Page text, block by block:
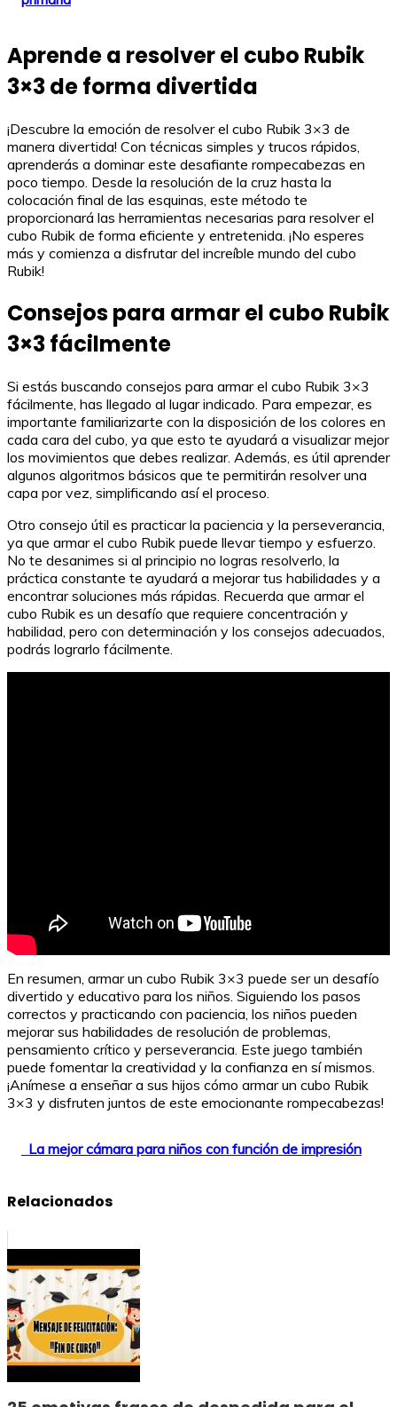
Aprende a resolver el cubo Rubik
3×3 de forma divertida
¡Descubre la emoción de resolver el cubo Rubik 3×3 de
manera divertida! Con técnicas simples y trucos rápidos,
aprenderás a dominar este desafiante rompecabezas en
poco tiempo. Desde la resolución de la cruz hasta la
colocación final de las esquinas, este método te
proporcionará las herramientas necesarias para resolver el
cubo Rubik de forma eficiente y entretenida. ¡No esperes
más y comienza a disfrutar del increíble mundo del cubo
Rubik!
Consejos para armar el cubo Rubik
3×3 fácilmente
Si estás buscando consejos para armar el cubo Rubik 3×3
fácilmente, has llegado al lugar indicado. Para empezar, es
importante familiarizarte con la disposición de los colores en
cada cara del cubo, ya que esto te ayudará a visualizar mejor
los movimientos que debes realizar. Además, es útil aprender
algunos algoritmos básicos que te permitirán resolver una
capa por vez, simplificando así el proceso.
Otro consejo útil es practicar la paciencia y la perseverancia,
ya que armar el cubo Rubik puede llevar tiempo y esfuerzo.
No te desanimes si al principio no logras resolverlo, la
práctica constante te ayudará a mejorar tus habilidades y a
encontrar soluciones más rápidas. Recuerda que armar el
cubo Rubik es un desafío que requiere concentración y
habilidad, pero con determinación y los consejos adecuados,
podrás lograrlo fácilmente.
En resumen, armar un cubo Rubik 3×3 puede ser un desafío
divertido y educativo para los niños. Siguiendo los pasos
correctos y practicando con paciencia, los niños pueden
mejorar sus habilidades de resolución de problemas,
pensamiento crítico y perseverancia. Este juego también
puede fomentar la creatividad y la confianza en sí mismos.
¡Anímese a enseñar a sus hijos cómo armar un cubo Rubik
3×3 y disfruten juntos de este emocionante rompecabezas!
La mejor cámara para niños con función de impresión
Relacionados